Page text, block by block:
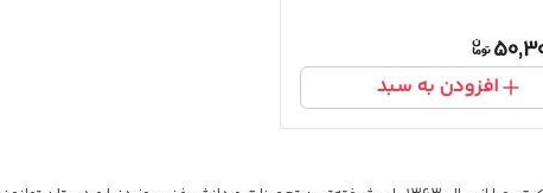
افزودن به سبد